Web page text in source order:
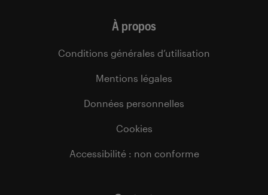
À propos
Conditions générales d’utilisation
Mentions légales
Données personnelles
Cookies
Accessibilité : non conforme